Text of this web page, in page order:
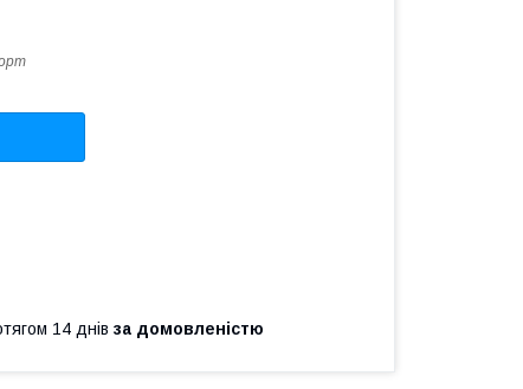
14 днів за домовленістю